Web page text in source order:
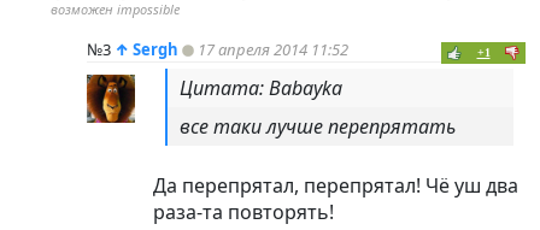
возможен impossible
№3 ↑ Sergh 17 апреля 2014 11:52 +1
Цитата: Babayka
все таки лучше перепрятать
Да перепрятал, перепрятал! Чё уш два
раза-та повторять!